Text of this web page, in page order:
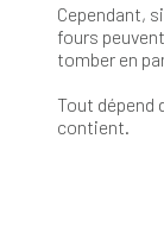
Cependant,
fours
tomber en
Tout dépend
contient.